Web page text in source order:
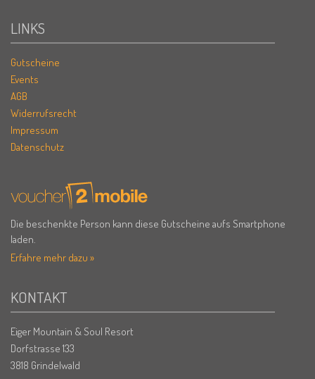
LINKS
Gutscheine
Events
AGB
Widerrufsrecht
Impressum
Datenschutz
Die beschenkte Person kann diese Gutscheine aufs Smartphone
laden.
Erfahre mehr dazu »
KONTAKT
Eiger Mountain & Soul Resort
Dorfstrasse 133
3818 Grindelwald